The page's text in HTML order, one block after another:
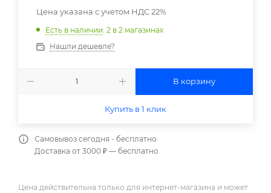
Цена указана с учетом НДС 22%
Есть в наличии: 2 в 2 магазинах
Нашли дешевле?
В корзину
Купить в 1 клик
Самовывоз сегодня - бесплатно
Доставка от 3000 ₽ — бесплатно
Цена действительна только для интернет-магазина и может